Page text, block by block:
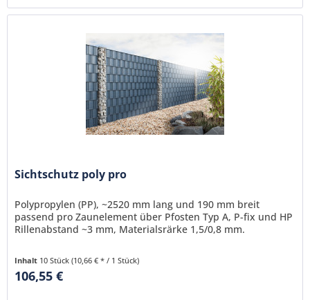
Sichtschutz poly pro
Polypropylen (PP), ~2520 mm lang und 190 mm breit
passend pro Zaunelement über Pfosten Typ A, P-fix und HP
Rillenabstand ~3 mm, Materialsrärke 1,5/0,8 mm.
Inhalt 10 Stück(10,66 € * / 1 Stück)
106,55 €